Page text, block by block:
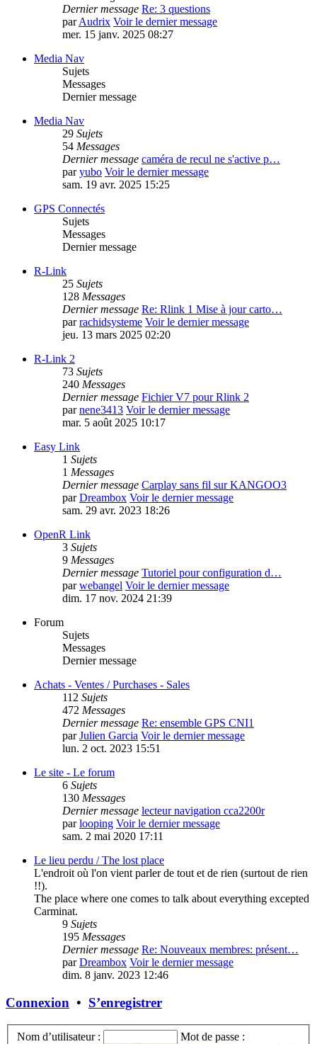
Dernier message Re: 3 questions
parAudrix Voir le dernier message
mer. 15 janv. 2025 08:27
Media Nav
Sujets
Messages
Dernier message
Media Nav
29 Sujets
54 Messages
Dernier message caméra de recul ne s'active p…
paryubo Voir le dernier message
sam. 19 avr. 2025 15:25
GPS Connectés
Sujets
Messages
Dernier message
R-Link
25 Sujets
128 Messages
Dernier message Re: Rlink 1 Mise à jour carto…
parrachidsysteme Voir le dernier message
jeu. 13 mars 2025 02:20
R-Link 2
73 Sujets
240 Messages
Dernier message Fichier V7 pour Rlink 2
parnene3413 Voir le dernier message
mar. 5 août 2025 10:17
Easy Link
1 Sujets
1 Messages
Dernier message Carplay sans fil sur KANGOO3
parDreambox Voir le dernier message
sam. 29 avr. 2023 18:26
OpenR Link
3 Sujets
9 Messages
Dernier message Tutoriel pour configuration d…
parwebangel Voir le dernier message
dim. 17 nov. 2024 21:39
Forum
Sujets
Messages
Dernier message
Achats - Ventes / Purchases - Sales
112 Sujets
472 Messages
Dernier message Re: ensemble GPS CNI1
parJulien Garcia Voir le dernier message
lun. 2 oct. 2023 15:51
Le site - Le forum
6 Sujets
130 Messages
Dernier message lecteur navigation cca2200r
parlooping Voir le dernier message
sam. 2 mai 2020 17:11
Le lieu perdu / The lost place
L'endroit où l'on vient parler de tout et de rien (surtout de rien
!!).
The place where one comes to talk about everything excepted
Carminat.
9 Sujets
195 Messages
Dernier message Re: Nouveaux membres: présent…
parDreambox Voir le dernier message
dim. 8 janv. 2023 12:46
Connexion • S’enregistrer
Nom d’utilisateur :
Mot de passe :